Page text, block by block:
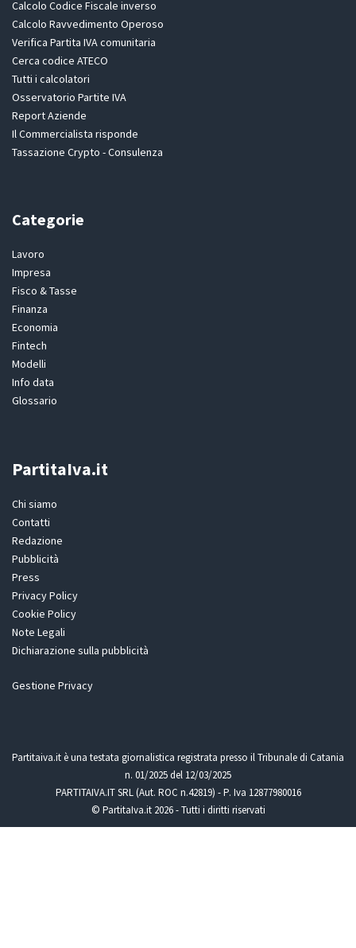
Calcolo Codice Fiscale inverso
Calcolo Ravvedimento Operoso
Verifica Partita IVA comunitaria
Cerca codice ATECO
Tutti i calcolatori
Osservatorio Partite IVA
Report Aziende
Il Commercialista risponde
Tassazione Crypto - Consulenza
Categorie
Lavoro
Impresa
Fisco & Tasse
Finanza
Economia
Fintech
Modelli
Info data
Glossario
PartitaIva.it
Chi siamo
Contatti
Redazione
Pubblicità
Press
Privacy Policy
Cookie Policy
Note Legali
Dichiarazione sulla pubblicità
Gestione Privacy
Partitaiva.it è una testata giornalistica registrata presso il Tribunale di Catania
n. 01/2025 del 12/03/2025
PARTITAIVA.IT SRL (Aut. ROC n.42819) - P. Iva 12877980016
© PartitaIva.it 2026 - Tutti i diritti riservati